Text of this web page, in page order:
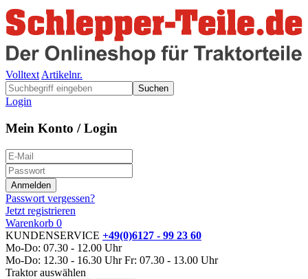
Volltext Artikelnr.
Suchen
Login
Mein Konto / Login
Passwort vergessen?
Jetzt registrieren
Warenkorb 0
KUNDENSERVICE +49(0)6127 - 99 23 60
Mo-Do: 07.30 - 12.00 Uhr
Mo-Do: 12.30 - 16.30 Uhr Fr: 07.30 - 13.00 Uhr
Traktor auswählen